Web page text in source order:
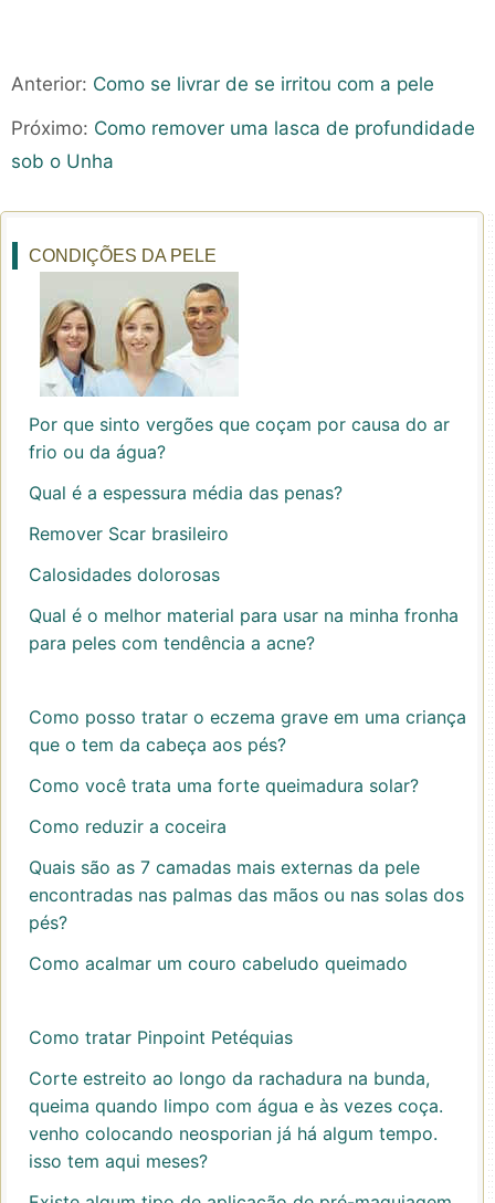
Anterior: Como se livrar de se irritou com a pele
Próximo: Como remover uma lasca de profundidade
sob o Unha
CONDIÇÕES DA PELE
Por que sinto vergões que coçam por causa do ar
frio ou da água?
Qual é a espessura média das penas?
Remover Scar brasileiro
Calosidades dolorosas
Qual é o melhor material para usar na minha fronha
para peles com tendência a acne?
Como posso tratar o eczema grave em uma criança
que o tem da cabeça aos pés?
Como você trata uma forte queimadura solar?
Como reduzir a coceira
Quais são as 7 camadas mais externas da pele
encontradas nas palmas das mãos ou nas solas dos
pés?
Como acalmar um couro cabeludo queimado
Como tratar Pinpoint Petéquias
Corte estreito ao longo da rachadura na bunda,
queima quando limpo com água e às vezes coça.
venho colocando neosporian já há algum tempo.
isso tem aqui meses?